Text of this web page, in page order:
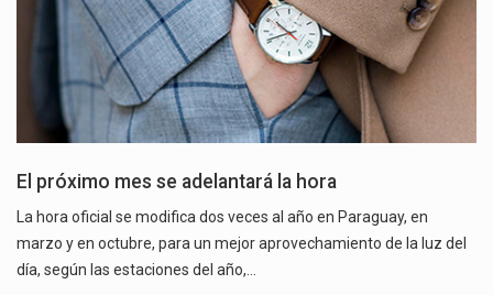
El próximo mes se adelantará la hora
La hora oficial se modifica dos veces al año en Paraguay, en
marzo y en octubre, para un mejor aprovechamiento de la luz del
día, según las estaciones del año,…